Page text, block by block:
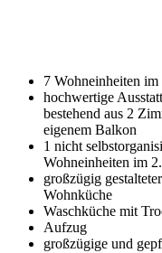
7 Wohneinheiten im
hochwertige
bestehend aus 2
eigenem Balkon
1 nicht
Wohneinheiten im
großzügig
Wohnküche
Waschküche mit
Aufzug
großzügige und